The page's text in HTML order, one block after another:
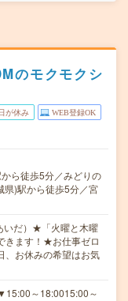
のモクモクシ
が休み WEB登録OK
ら徒歩5分／みどりの
県)駅から徒歩5分／宮
いだ）★「火曜と木曜
きます！★お仕事ゼロ
、お休みの希望はお気
～18:0015:00～